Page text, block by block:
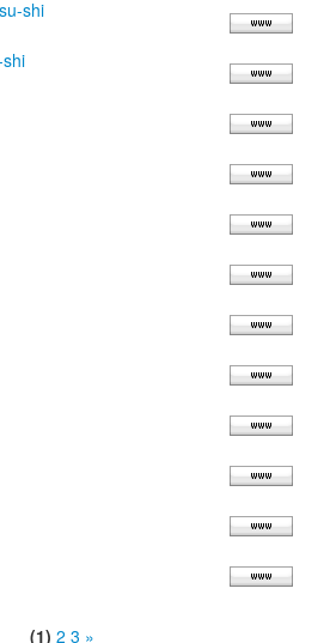
shi
(1) 2 3 »